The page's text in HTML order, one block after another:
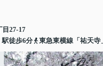
目27-17
駅徒歩6分
東急東横線「祐天寺